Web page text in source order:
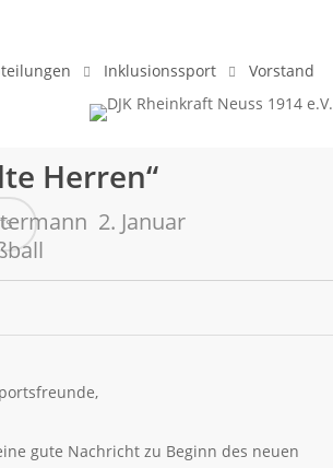
Inklusionssport
Vorstand
Herren“
2. Januar
gute Nachricht zu Beginn des neuen